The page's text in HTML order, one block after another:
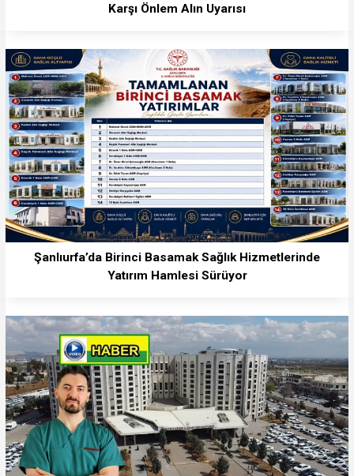
Karşı Önlem Alın Uyarısı
Şanlıurfa’da Birinci Basamak Sağlık Hizmetlerinde
Yatırım Hamlesi Sürüyor